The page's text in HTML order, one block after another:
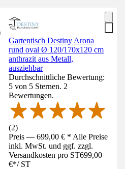
Gartentisch Destiny Arona
rund oval Ø 120/170x120 cm
anthrazit aus Metall,
ausziehbar
Durchschnittliche Bewertung:
5 von 5 Sternen. 2
Bewertungen.
(2)
Preis — 699,00 € * Alle Preise
inkl. MwSt. und ggf. zzgl.
Versandkosten pro ST699,00
€*/ ST